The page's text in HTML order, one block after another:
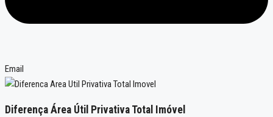
Email
Diferença Área Útil Privativa Total Imóvel